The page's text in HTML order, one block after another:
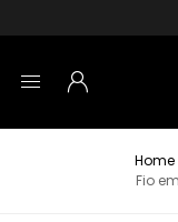
Home
Fio